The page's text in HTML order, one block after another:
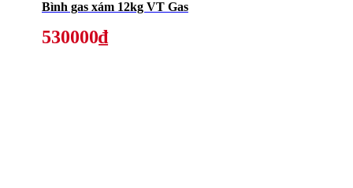
Bình gas xám 12kg VT Gas
530000₫